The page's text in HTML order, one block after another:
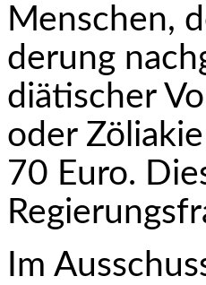
Menschen,
derung
diätischer
oder
70 Euro.
Im